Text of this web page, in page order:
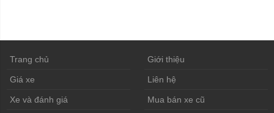
Trang chủ Giới thiệu
Giá xe Liên hệ
Xe và đánh giá Mua bán xe cũ